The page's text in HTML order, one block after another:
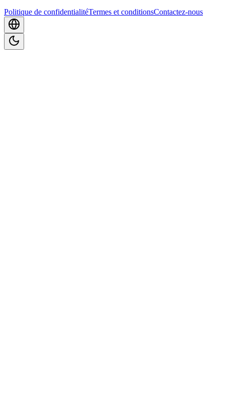
Politique de confidentialitéTermes et conditionsContactez-nous